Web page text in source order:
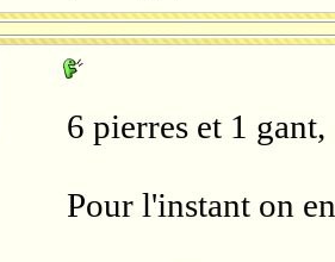
6 pierres et 1
Pour l'instant on